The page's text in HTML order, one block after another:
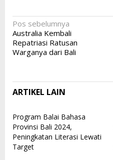
Navigasi
pos
Pos sebelumnya
Australia Kembali
Repatriasi Ratusan
Warganya dari Bali
ARTIKEL LAIN
Program Balai Bahasa
Provinsi Bali 2024,
Peningkatan Literasi Lewati
Target